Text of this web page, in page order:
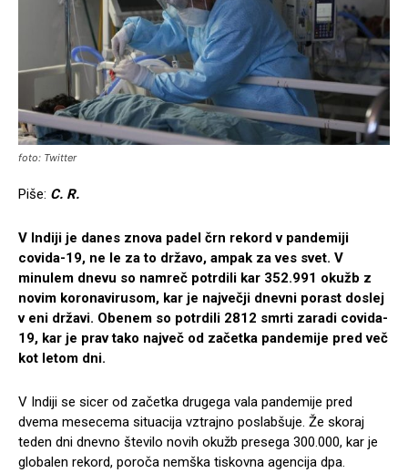
foto: Twitter
Piše: C. R.
V Indiji je danes znova padel črn rekord v pandemiji
covida-19, ne le za to državo, ampak za ves svet. V
minulem dnevu so namreč potrdili kar 352.991 okužb z
novim koronavirusom, kar je največji dnevni porast doslej
v eni državi. Obenem so potrdili 2812 smrti zaradi covida-
19, kar je prav tako največ od začetka pandemije pred več
kot letom dni.
V Indiji se sicer od začetka drugega vala pandemije pred
dvema mesecema situacija vztrajno poslabšuje. Že skoraj
teden dni dnevno število novih okužb presega 300.000, kar je
globalen rekord, poroča nemška tiskovna agencija dpa.